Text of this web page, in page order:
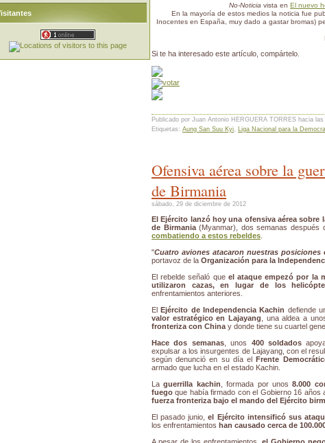
No-Noticia vista en El nuevo
En la mayoría de estos medios la noticia fue
Inocentes en España, muy dado a gastar bromas)
Si te ha interesado este artículo, compártelo.
Publicado por Juan Antonio HERGUERA TORRES hacia las
Etiquetas: Aung San Suu Kyi Liga Nacional para la
Ofensiva aérea sobre la
de Birmania
sábado, 29 de diciembre de 2012
El Ejército lanzó hoy una ofensiva aérea sobre
de Birmania(Myanmar), dos semanas después
combatiendo a estos rebeldes
"Cuatro aviones atacaron nuestras posiciones
portavoz de la Organización para la
El rebelde señaló que el ataque empezó por la
utilizaron cazas, en lugar de los
enfrentamientos anteriores.
ElEjército de Independencia Kachin defiende
valor estratégico en Lajayang , una aldea a
fronteriza con China y donde tiene su cuartel
Hace dos semanas, unos 400 soldados
expulsar a los insurgentes de Lajayang, con el
según denunció en su día elFrente
armado que lucha en el estado Kachin.
Laguerrilla kachin , formada por unos8.000
fuego que había firmado con el Gobierno 16 años
fuerza fronteriza bajo el mando del Ejército
El pasado junio,el Ejército intensificó sus
los enfrentamientos han causado cerca de